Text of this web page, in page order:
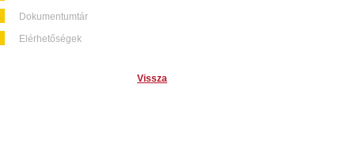
Dokumentumtár
Elérhetőségek
Vissza